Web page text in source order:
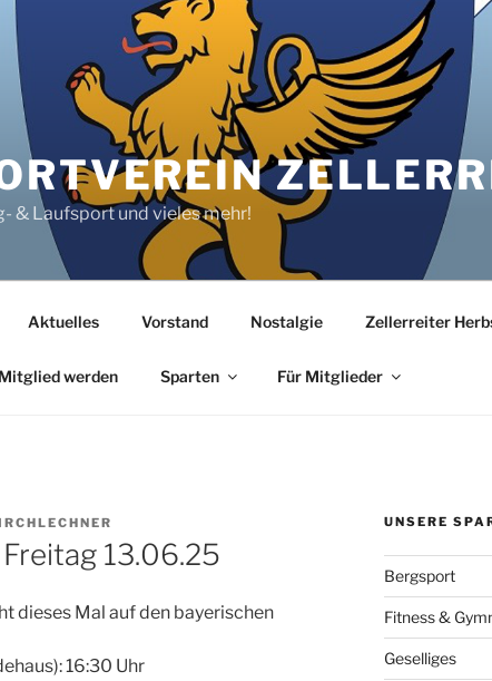
& Laufsport und vieles mehr!
Aktuelles Vorstand Nostalgie Zellerreiter
werden Sparten Für Mitglieder
13.06.25
dieses Mal auf den bayerischen
16:30 Uhr
UNSERE
Bergsport
Fitness &
Geselliges